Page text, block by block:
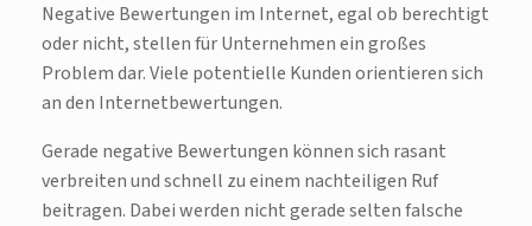
Negative Bewertungen im Internet, egal ob berechtigt
oder nicht, stellen für Unternehmen ein großes
Problem dar. Viele potentielle Kunden orientieren sich
an den Internetbewertungen.
Gerade negative Bewertungen können sich rasant
verbreiten und schnell zu einem nachteiligen Ruf
beitragen. Dabei werden nicht gerade selten falsche